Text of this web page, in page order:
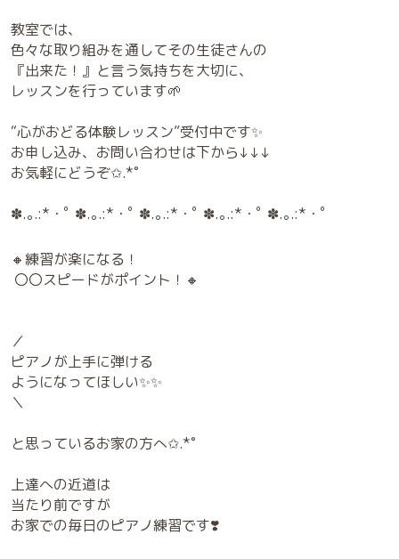
教室では、
色々な取り組みを通してその生徒さんの
『出来た！』と言う気持ちを大切に、
レッスンを行っています🌱
“心がおどる体験レッスン”受付中です✨
お申し込み、お問い合わせは下から↓↓↓
お気軽にどうぞ✩.*˚
✽.｡.:*・ﾟ ✽.｡.:*・ﾟ ✽.｡.:*・ﾟ ✽.｡.:*・ﾟ ✽.｡.:*・ﾟ
🔸練習が楽になる！
〇〇スピードがポイント！🔸
／
ピアノが上手に弾ける
ようになってほしい✨✨
＼
と思っているお家の方へ✩.*˚
上達への近道は
当たり前ですが
お家での毎日のピアノ練習です❣️